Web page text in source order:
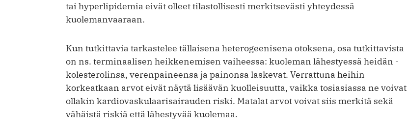
tai hyperlipidemia eivät olleet tilastollisesti merkitsevästi yhteydessä
kuolemanvaaraan.
Kun tutkittavia tarkastelee tällaisena heterogeenisena otoksena, osa tutkittavista
on ns. terminaalisen heikkenemisen vaiheessa: kuoleman lähestyessä heidän ­
kolesterolinsa, verenpaineensa ja painonsa laskevat. Verrattuna heihin
korkeatkaan arvot eivät näytä lisäävän kuolleisuutta, vaikka tosiasiassa ne voivat
ollakin kardiovaskulaarisairauden riski. Matalat arvot voivat siis merkitä sekä
vähäistä riskiä että lähestyvää kuolemaa.